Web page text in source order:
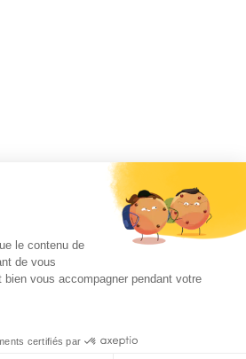
le contenu de
de vous
bien vous accompagner pendant votre
certifiés par